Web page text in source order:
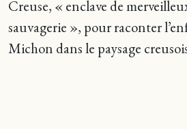
Creuse, « enclave de
sauvagerie », pour raconter
Michon dans le paysage